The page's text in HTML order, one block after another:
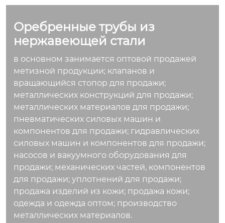
щади поверхности.
Они подходят для и
спользования в усл
овиях высоких темп
ератур, высокого да
вления и коррозио
нных сред в таких о
траслях промышле
нности, как котельн
ые, энергетика и ме
таллургия. Их основ
ная функция заклю
чается в снижении
контактного теплов
ого сопротивления
при обеспечении к
оррозионной стойк
Оребренные трубы из
нержавеющей стали
в основном занимается оптовой продажей
метизной продукции; клапанов и
вращающийся стопор для продажи;
металлических конструкций для продажи;
металлических материалов для продажи;
пневматических силовых машин и
компонентов для продажи; гидравлических
силовых машин и компонентов для продажи;
насосов и вакуумного оборудования для
продажи; механических частей, компонентов
для продажи; уплотнений для продажи;
продажа изделий из кожи; продажа кожи;
одежда и одежда оптом; производство
металлических материалов.